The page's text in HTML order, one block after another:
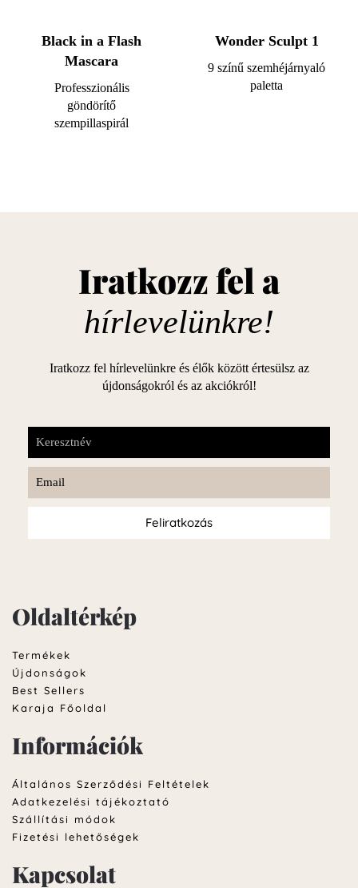
Black in a Flash
Mascara
Professzionális
göndörítő
szempillaspirál
Wonder Sculpt 1
9 színű szemhéjárnyaló
paletta
Iratkozz fel a
hírlevelünkre!
Iratkozz fel hírlevelünkre és élők között értesülsz az
újdonságokról és az akciókról!
Feliratkozás
Oldaltérkép
Termékek
Újdonságok
Best Sellers
Karaja Főoldal
Információk
Általános Szerződési Feltételek
Adatkezelési tájékoztató
Szállítási módok
Fizetési lehetőségek
Kapcsolat